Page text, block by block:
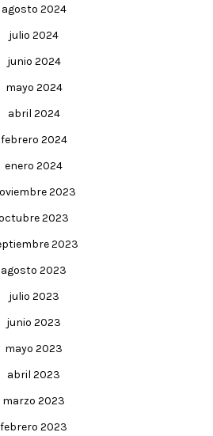
agosto 2024
julio 2024
junio 2024
mayo 2024
abril 2024
febrero 2024
enero 2024
2023
2023
2023
agosto 2023
julio 2023
junio 2023
mayo 2023
abril 2023
marzo 2023
febrero 2023